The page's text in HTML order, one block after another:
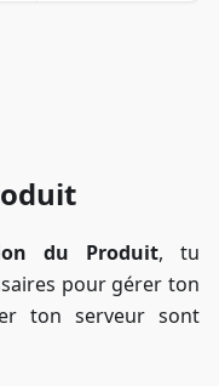
préfères
apprendre de
super
engageante !
du Produit, tu
pour gérer ton
ton serveur sont